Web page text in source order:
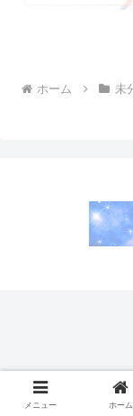
ホーム 未
メニュー ホーム